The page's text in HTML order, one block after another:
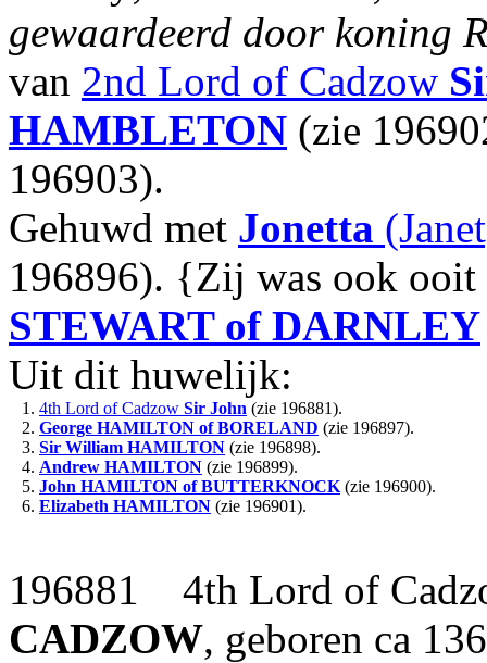
gewaardeerd door koning
van 2nd Lord of Cadzow
HAMBLETON (zie
196903).
Gehuwd met Jonetta
196896). {Zij was ook
STEWART of DARNLEY
Uit dit huwelijk:
1. 4th Lord of Cadzow Sir John (zie 196881).
2. George HAMILTON of BORELAND (zie 196897).
3. Sir William HAMILTON (zie 196898).
4. Andrew HAMILTON (zie 196899).
5. John HAMILTON of BUTTERKNOCK (zie 196900).
6. Elizabeth HAMILTON (zie 196901).
196881 4th Lord of
CADZOW, geboren ca